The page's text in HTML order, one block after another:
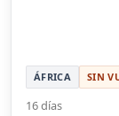
ÁFRICA SIN
16 días